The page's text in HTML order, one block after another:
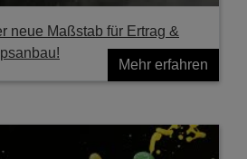
neue Maßstab für Ertrag &
Mehr erfahren